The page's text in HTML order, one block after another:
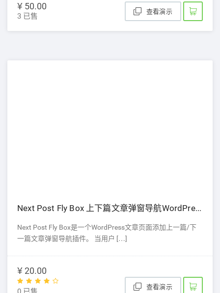
¥ 50.00
3 已售
查看演示
Next Post Fly Box 上下篇文章弹窗导航WordPress插件
Next Post Fly Box是一个WordPress文章页面添加上一篇/下
一篇文章弹窗导航插件。 当用户 […]
¥ 20.00
查看演示